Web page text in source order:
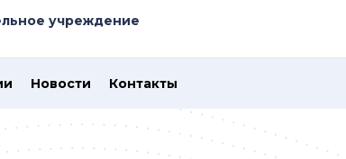
учреждение
Новости Контакты